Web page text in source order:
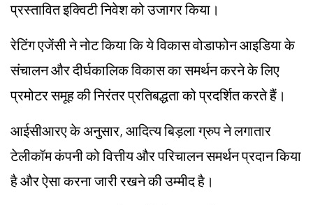
प्रस्तावित इक्विटी निवेश को उजागर किया।
रेटिंग एजेंसी ने नोट किया कि ये विकास वोडाफोन आइडिया के
संचालन और दीर्घकालिक विकास का समर्थन करने के लिए
प्रमोटर समूह की निरंतर प्रतिबद्धता को प्रदर्शित करते हैं।
आईसीआरए के अनुसार, आदित्य बिड़ला ग्रुप ने लगातार
टेलीकॉम कंपनी को वित्तीय और परिचालन समर्थन प्रदान किया
है और ऐसा करना जारी रखने की उम्मीद है।